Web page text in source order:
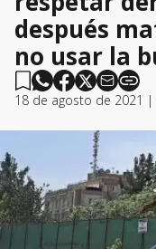
después
no usar la
18 de agosto de 2021 |